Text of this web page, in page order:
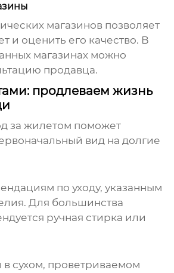
магазинов позволяет
и оценить его качество. В
магазинах можно
продавца.
продлеваем жизнь
за жилетом поможет
вид на долгие
по уходу, указанным
Для большинства
ручная стирка или
сухом, проветриваемом